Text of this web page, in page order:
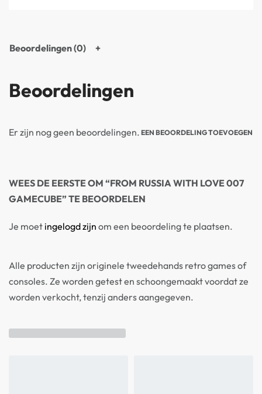
Beoordelingen (0)
Beoordelingen
Er zijn nog geen beoordelingen. EEN BEOORDELING TOEVOEGEN
WEES DE EERSTE OM “FROM RUSSIA WITH LOVE 007
GAMECUBE” TE BEOORDELEN
Je moet ingelogd zijn om een beoordeling te plaatsen.
Alle producten zijn originele tweedehands retro games of
consoles. Ze worden getest en schoongemaakt voordat ze
worden verkocht, tenzij anders aangegeven.